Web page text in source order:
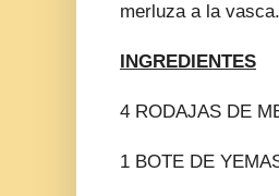
merluza a la
INGREDIENTES
4 RODAJAS DE
1 BOTE DE